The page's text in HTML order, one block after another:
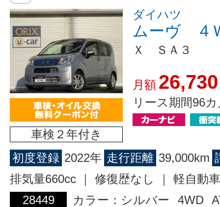
車検２年付き
ダイハツ
ムーヴ ４
Ｘ ＳＡ３
月額 26,730
リース期間96
初度登録 2022年 走行距離 39,000km
排気量660cc ｜ 修復歴なし ｜ 軽自動車
28449
カラー：シルバー 4WD